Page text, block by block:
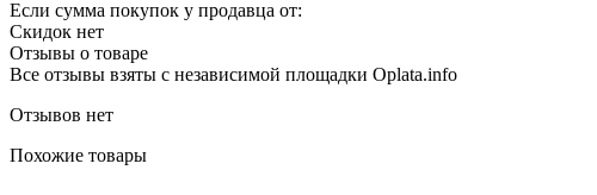
Если сумма покупок у продавца от:
Скидок нет
Отзывы о товаре
Все отзывы взяты с независимой площадки Oplata.info
Отзывов нет
Похожие товары